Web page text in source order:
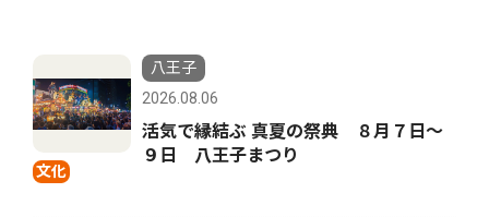
文化
八王子
2026.08.06
活気で縁結ぶ 真夏の祭典 ８月７日〜
９日 八王子まつり